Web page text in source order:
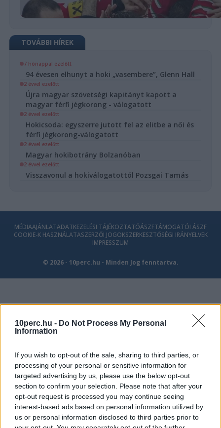
10perc.hu - Do Not Process My Personal
Information
If you wish to opt-out of the sale, sharing to third parties, or
processing of your personal or sensitive information for
targeted advertising by us, please use the below opt-out
section to confirm your selection. Please note that after your
opt-out request is processed you may continue seeing
interest-based ads based on personal information utilized by
us or personal information disclosed to third parties prior to
TOVÁBBI HÍREK
7 hónappal ezelőtt
94 évesen elhunyt a hoki „vasembere”, Glenn Hall
2 évvel ezelőtt
Újra magyar szövetségi kapitányt kapott a
magyar férfi jégkorong - válogatott
2 évvel ezelőtt
Hokicsoda: egyszerre jutott fel az elitbe a női és
férfi jégkorong-válogatott
2 évvel ezelőtt
Magyar hokibotrány Bolzanóban
2 évvel ezelőtt
Visszavonul a hokiválogatottól Pozsgai Tamás
MÉDIAAJÁNLATADATKEZELÉSI TÁJÉKOZTATÓÁSZFTÁMOGATÓI ÁSZF
COOKIE-K HASZNÁLATASZERZŐI JOGOKSZERKESZTŐSÉGI IRÁNYELVEK
IMPRESSZUM
© 2026 - 10perc.hu - Minden Jog fenntartva.